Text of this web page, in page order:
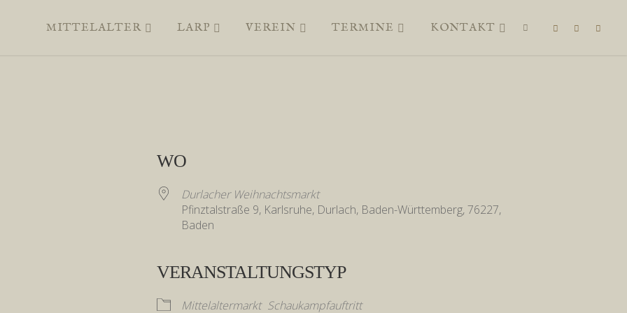
MITTELALTER LARP VEREIN TERMINE KONTAKT
WO
Durlacher Weihnachtsmarkt
Pfinztalstraße 9, Karlsruhe, Durlach, Baden-Württemberg, 76227,
Baden
VERANSTALTUNGSTYP
Mittelaltermarkt Schaukampfauftritt